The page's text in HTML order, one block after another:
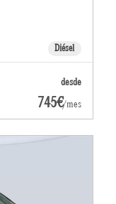
Diésel
desde
745€/mes